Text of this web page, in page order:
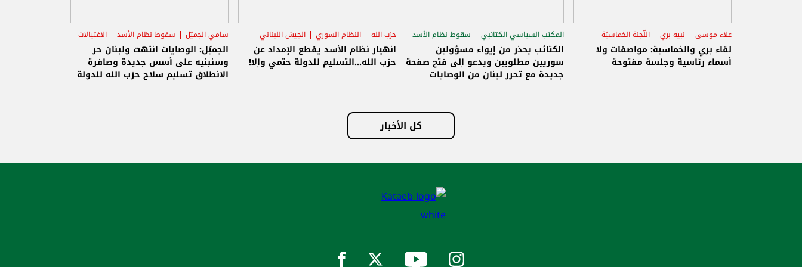
علاء موسى نبيه بري اللّجنة الخماسيّة
لقاء بري والخماسية: مواصفات ولا
أسماء رئاسية وجلسة مفتوحة
المكتب السياسي الكتائبي
سقوط نظام الأسد
الاستحقاق الرئاسي
الكتائب يحذر من إيواء مسؤولين
سوريين مطلوبين ويدعو إلى فتح صفحة
جديدة مع تحرر لبنان من الوصايات
حزب الله النظام السوري الجيش اللبناني
انهيار نظام الأسد يقطع الإمداد عن
حزب الله...التسليم للدولة حتمي وإلا!
سامي الجميّل سقوط نظام الأسد الاغتيالات
الجميّل: الوصايات انتهت ولبنان حر
وسنبنيه على أسس جديدة وصافرة
الانطلاق تسليم سلاح حزب الله للدولة
كل الأخبار